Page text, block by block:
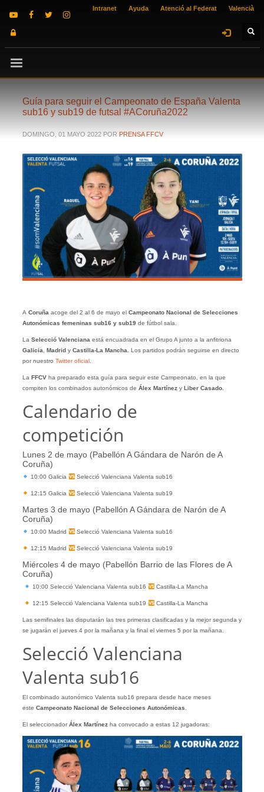
Intranet Ayuda Atenció al Federat Valencià
Guía para seguir el Campeonato de España Valenta
sub16 y sub19 de futsal #ACoruña2022
DOMINGO, 01 MAYO 2022 POR PRENSA FFCV
A Coruña acoge del 2 al 6 de mayo el Campeonato Nacional de Selecciones
Autonómicas femeninas sub16 y sub19 de fútbol sala.
La Selecció Valenciana está encuadrada en el Grupo A junto a la anfitriona
Galicia
Madridy Castilla-La Mancha.
Los partidos podrán seguirse en directo
por nuestro Twitter oficial.
La FFCVha preparado esta guía para seguir este Campeonato, en la que
compiten los combinados autonómicos de Álex Martínezy Liber Casado.
Calendario de
competición
Lunes 2 de mayo (Pabellón A Gándara de Narón de A
Coruña)
10:00 Galicia Selecció Valenciana Valenta sub16
12:15 Galicia Selecció Valenciana Valenta sub19
Martes 3 de mayo (Pabellón A Gándara de Narón de A
Coruña)
10:00 Madrid Selecció Valenciana Valenta sub16
12:15 Madrid Selecció Valenciana Valenta sub19
Miércoles 4 de mayo (Pabellón Barrio de las Flores de A
Coruña)
10:00 Selecció Valenciana Valenta sub16 Castilla-La Mancha
12:15 Selecció Valenciana Valenta sub19 Castilla-La Mancha
Las semifinales las disputarán las tres primeras clasificadas y la mejor segunda y
se jugarán el jueves 4 por la mañana y la final el viernes 5 por la mañana.
Selecció Valenciana
Valenta sub16
El combinado autonómico Valenta sub16 prepara desde hace meses
este Campeonato Nacional de Selecciones Autonómicas
El seleccionadorÁlex Martínezha convocado a estas 12 jugadoras: